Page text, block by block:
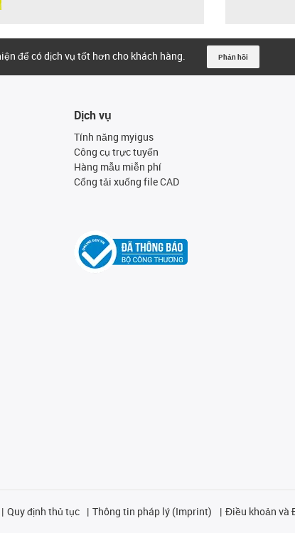
để có dịch vụ tốt hơn cho khách hàng. Phản hồi
Dịch vụ
Tính năng myigus
Công cụ trực tuyến
Hàng mẫu miễn phí
Cổng tải xuống file CAD
Quy định thủ tục Thông tin pháp lý (Imprint) Điều khoản và